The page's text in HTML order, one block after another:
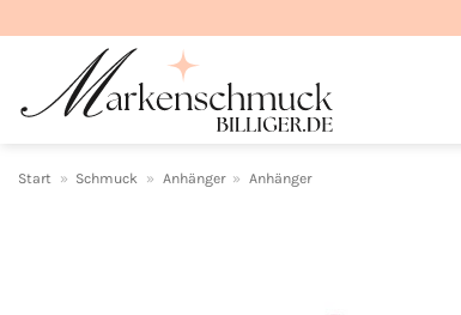
springen
Start » Schmuck » Anhänger » Anhänger